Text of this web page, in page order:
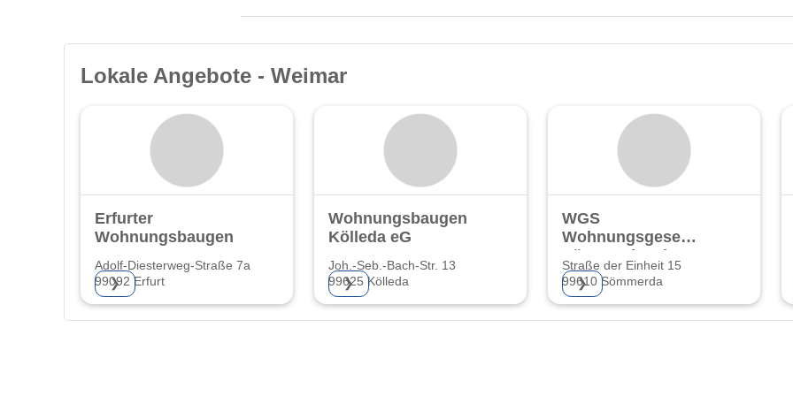
Lokale Angebote - Weimar
Erfurter
Wohnungsbaugenossenschaft
Adolf-Diesterweg-Straße 7a
99092 Erfurt
❯
Wohnungsbaugenossenschaft
Kölleda eG
Joh.-Seb.-Bach-Str. 13
99625 Kölleda
❯
WGS
Wohnungsgesellschaft
Sömmerda mbH
Straße der Einheit 15
99610 Sömmerda
❯